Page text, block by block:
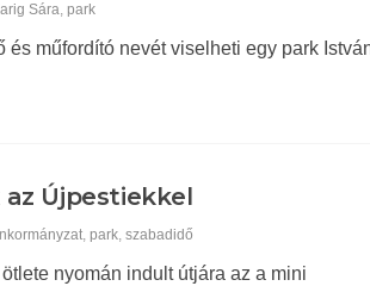
Sára,park
és műfordító nevét viselheti egy park
Újpestiekkel
,park,szabadidő
nyomán indult útjára az a mini